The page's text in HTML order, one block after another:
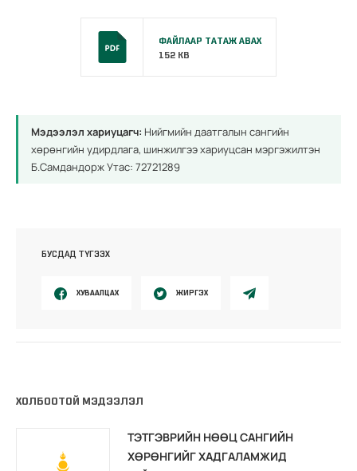
ФАЙЛААР ТАТАЖ АВАХ
152 KB
Мэдээлэл хариуцагч: Нийгмийн даатгалын сангийн
хөрөнгийн удирдлага, шинжилгээ хариуцсан мэргэжилтэн
Б.Самдандорж Утас: 72721289
БУСДАД ТҮГЭЭХ
ХУВААЛЦАХ ЖИРГЭХ
ХОЛБООТОЙ МЭДЭЭЛЭЛ
ТЭТГЭВРИЙН НӨӨЦ САНГИЙН
ХӨРӨНГИЙГ ХАДГАЛАМЖИД